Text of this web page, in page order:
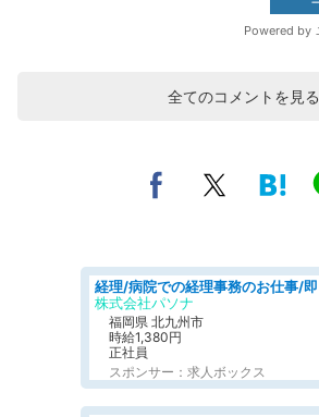
全てのコメントを見る
株式会社パソナ
福岡県 北九州市
時給1,380円
正社員
スポンサー：求人ボックス